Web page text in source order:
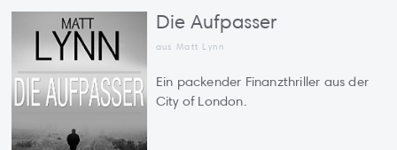
Die Aufpasser
aus Matt Lynn
Ein packender Finanzthriller aus der
City of London.